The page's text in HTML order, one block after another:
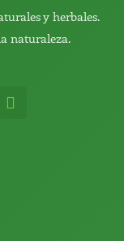
y herbales.
naturaleza.
T
i